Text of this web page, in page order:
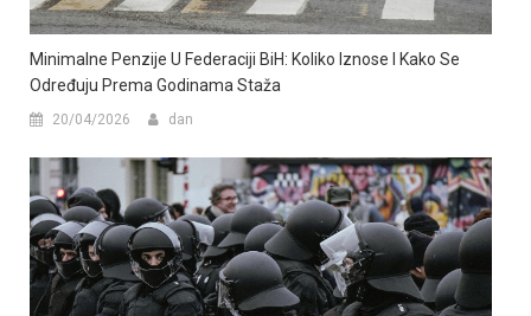
Minimalne Penzije U Federaciji BiH: Koliko Iznose I Kako Se
Određuju Prema Godinama Staža
20/04/2026 dan